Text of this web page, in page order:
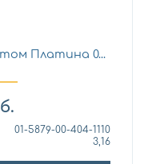
Платина 0...
01-5879-00-404-1110
3,16